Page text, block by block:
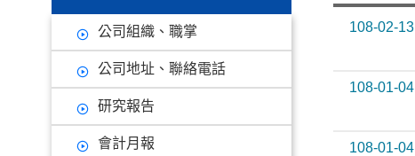
公司組織、職掌
公司地址、聯絡電話
研究報告
會計月報
108-02-13
108-01-04
108-01-04